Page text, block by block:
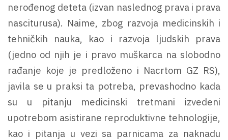
nerođenog deteta (izvan naslednog prava i prava
nasciturusa). Naime, zbog razvoja medicinskih i
tehničkih nauka, kao i razvoja ljudskih prava
(jedno od njih je i pravo muškarca na slobodno
rađanje koje je predloženo i Nacrtom GZ RS),
javila se u praksi ta potreba, prevashodno kada
su u pitanju medicinski tretmani izvedeni
upotrebom asistirane reproduktivne tehnologije,
kao i pitanja u vezi sa parnicama za naknadu